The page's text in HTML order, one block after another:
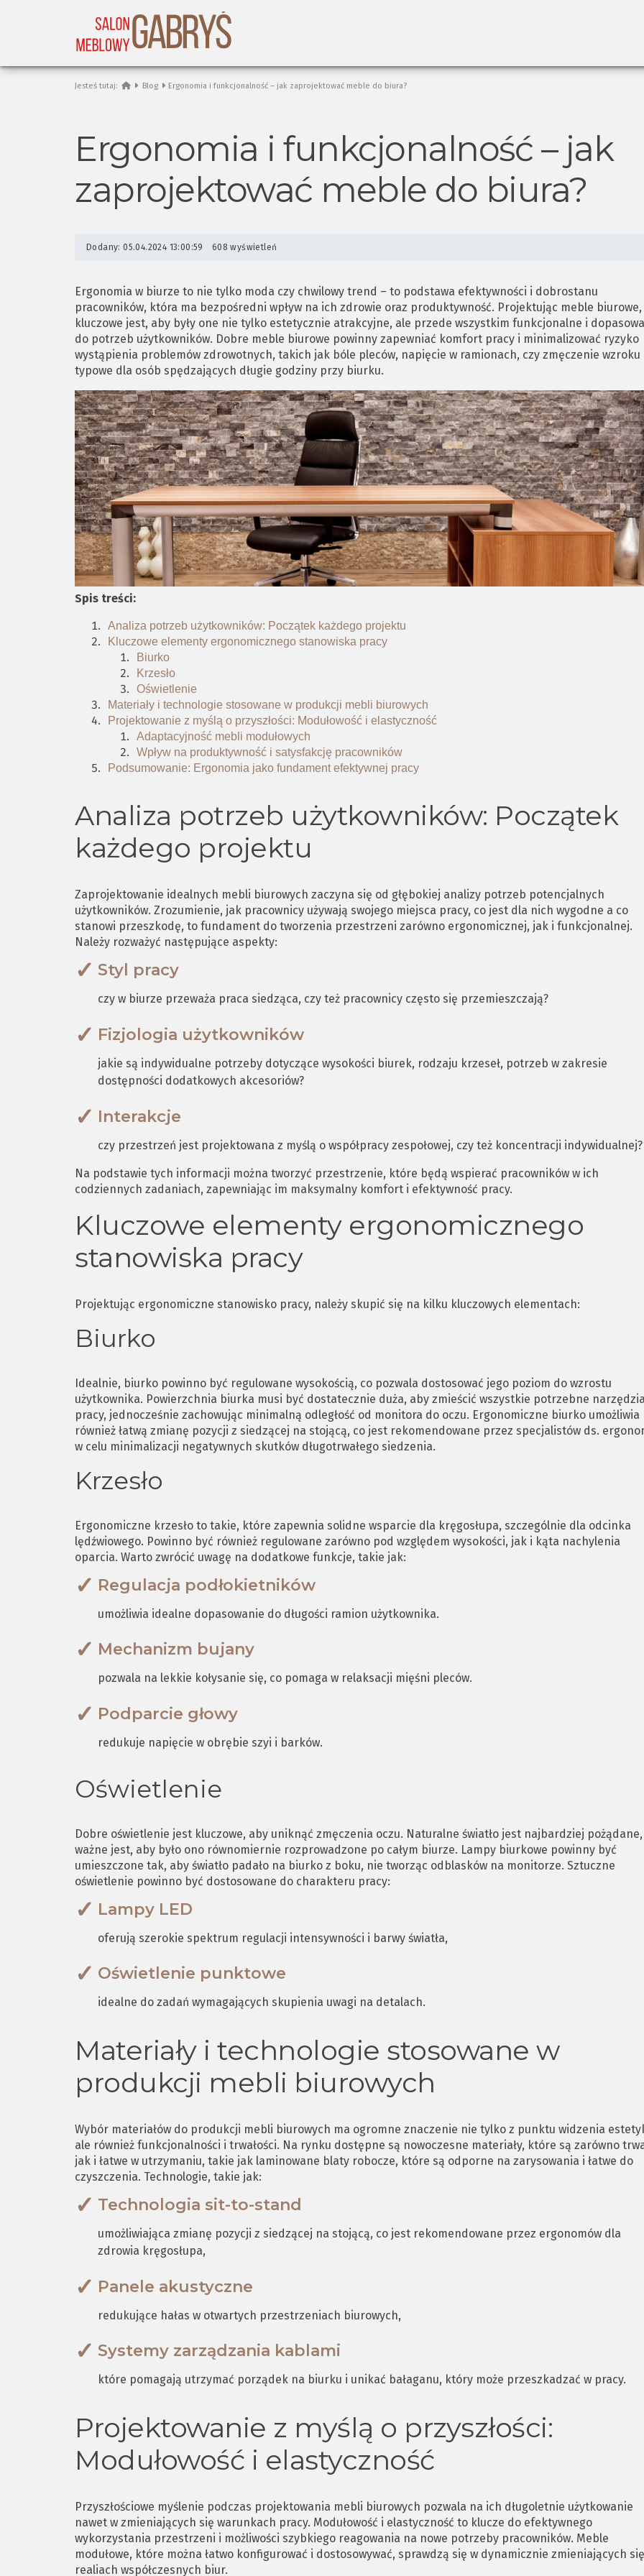
Jesteś tutaj: Blog Ergonomia i funkcjonalność – jak zaprojektować meble do biura?
Ergonomia i funkcjonalność – jak
zaprojektować meble do biura?
Dodany: 05.04.2024 13:00:59 608 wyświetleń
Ergonomia w biurze to nie tylko moda czy chwilowy trend – to podstawa efektywności i dobrostanu
pracowników, która ma bezpośredni wpływ na ich zdrowie oraz produktywność. Projektując meble biurowe,
kluczowe jest, aby były one nie tylko estetycznie atrakcyjne, ale przede wszystkim funkcjonalne i
do potrzeb użytkowników. Dobre meble biurowe powinny zapewniać komfort pracy i minimalizować ryzyko
wystąpienia problemów zdrowotnych, takich jak bóle pleców, napięcie w ramionach, czy zmęczenie wzroku
typowe dla osób spędzających długie godziny przy biurku.
Spis treści:
Analiza potrzeb użytkowników: Początek każdego projektu
Kluczowe elementy ergonomicznego stanowiska pracy
Biurko
Krzesło
Oświetlenie
Materiały i technologie stosowane w produkcji mebli biurowych
Projektowanie z myślą o przyszłości: Modułowość i elastyczność
Adaptacyjność mebli modułowych
Wpływ na produktywność i satysfakcję pracowników
Podsumowanie: Ergonomia jako fundament efektywnej pracy
Analiza potrzeb użytkowników: Początek
każdego projektu
Zaprojektowanie idealnych mebli biurowych zaczyna się od głębokiej analizy potrzeb potencjalnych
użytkowników. Zrozumienie, jak pracownicy używają swojego miejsca pracy, co jest dla nich wygodne a co
stanowi przeszkodę, to fundament do tworzenia przestrzeni zarówno ergonomicznej, jak i funkcjonalnej.
Należy rozważyć następujące aspekty:
Styl pracy
czy w biurze przeważa praca siedząca, czy też pracownicy często się przemieszczają?
Fizjologia użytkowników
jakie są indywidualne potrzeby dotyczące wysokości biurek, rodzaju krzeseł, potrzeb w zakresie
dostępności dodatkowych akcesoriów?
Interakcje
czy przestrzeń jest projektowana z myślą o współpracy zespołowej, czy też koncentracji indywidualnej?
Na podstawie tych informacji można tworzyć przestrzenie, które będą wspierać pracowników w ich
codziennych zadaniach, zapewniając im maksymalny komfort i efektywność pracy.
Kluczowe elementy ergonomicznego
stanowiska pracy
Projektując ergonomiczne stanowisko pracy, należy skupić się na kilku kluczowych elementach:
Biurko
Idealnie, biurko powinno być regulowane wysokością, co pozwala dostosować jego poziom do wzrostu
użytkownika. Powierzchnia biurka musi być dostatecznie duża, aby zmieścić wszystkie potrzebne
pracy, jednocześnie zachowując minimalną odległość od monitora do oczu. Ergonomiczne biurko umożliwia
również łatwą zmianę pozycji z siedzącej na stojącą, co jest rekomendowane przez specjalistów ds.
w celu minimalizacji negatywnych skutków długotrwałego siedzenia.
Krzesło
Ergonomiczne krzesło to takie, które zapewnia solidne wsparcie dla kręgosłupa, szczególnie dla odcinka
lędźwiowego. Powinno być również regulowane zarówno pod względem wysokości, jak i kąta nachylenia
oparcia. Warto zwrócić uwagę na dodatkowe funkcje, takie jak:
Regulacja podłokietników
umożliwia idealne dopasowanie do długości ramion użytkownika.
Mechanizm bujany
pozwala na lekkie kołysanie się, co pomaga w relaksacji mięśni pleców.
Podparcie głowy
redukuje napięcie w obrębie szyi i barków.
Oświetlenie
Dobre oświetlenie jest kluczowe, aby uniknąć zmęczenia oczu. Naturalne światło jest najbardziej
ważne jest, aby było ono równomiernie rozprowadzone po całym biurze. Lampy biurkowe powinny być
umieszczone tak, aby światło padało na biurko z boku, nie tworząc odblasków na monitorze. Sztuczne
oświetlenie powinno być dostosowane do charakteru pracy:
Lampy LED
oferują szerokie spektrum regulacji intensywności i barwy światła,
Oświetlenie punktowe
idealne do zadań wymagających skupienia uwagi na detalach.
Materiały i technologie stosowane w
produkcji mebli biurowych
Wybór materiałów do produkcji mebli biurowych ma ogromne znaczenie nie tylko z punktu widzenia
ale również funkcjonalności i trwałości. Na rynku dostępne są nowoczesne materiały, które są zarówno
jak i łatwe w utrzymaniu, takie jak laminowane blaty robocze, które są odporne na zarysowania i łatwe do
czyszczenia. Technologie, takie jak:
Technologia sit-to-stand
umożliwiająca zmianę pozycji z siedzącej na stojącą, co jest rekomendowane przez ergonomów dla
zdrowia kręgosłupa,
Panele akustyczne
redukujące hałas w otwartych przestrzeniach biurowych,
Systemy zarządzania kablami
które pomagają utrzymać porządek na biurku i unikać bałaganu, który może przeszkadzać w pracy.
Projektowanie z myślą o przyszłości:
Modułowość i elastyczność
Przyszłościowe myślenie podczas projektowania mebli biurowych pozwala na ich długoletnie użytkowanie
nawet w zmieniających się warunkach pracy. Modułowość i elastyczność to klucze do efektywnego
wykorzystania przestrzeni i możliwości szybkiego reagowania na nowe potrzeby pracowników. Meble
modułowe, które można łatwo konfigurować i dostosowywać, sprawdzą się w dynamicznie zmieniających się
realiach współczesnych biur.